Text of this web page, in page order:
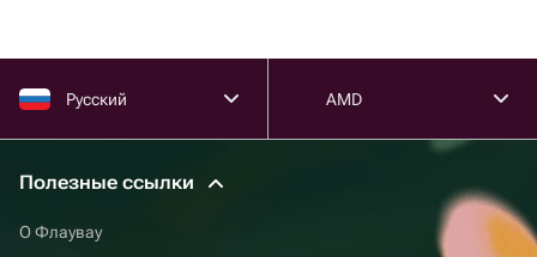
Русский AMD
Полезные ссылки
О Флаувау